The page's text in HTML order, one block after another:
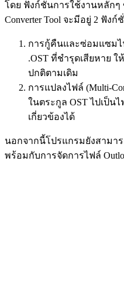
โดย ฟังก์ชั่นการใช้งานหลักๆ
Converter Tool จะมีอยู่ 2 ฟัง
การกู้คืนและซ่อมแซมไฟ
.OST ที่ชำรุดเสียหาย
ปกติตามเดิม
การแปลงไฟล์ (Multi-
ในตระกูล OST ไปเป็น
เกี่ยวข้องได้
นอกจากนี้โปรแกรมยังสามา
พร้อมกับการจัดการไฟล์